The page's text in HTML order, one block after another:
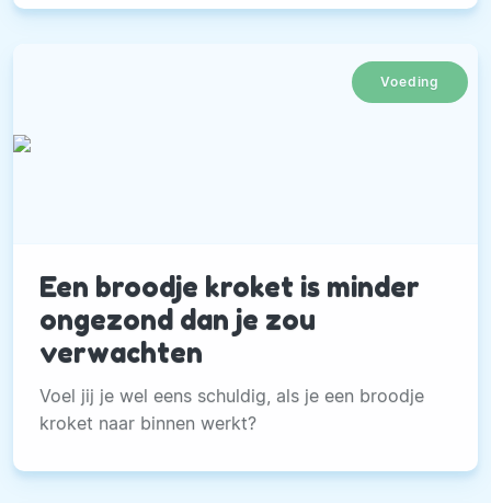
gezond zijn.
Voeding
Een broodje kroket is minder
ongezond dan je zou
verwachten
Voel jij je wel eens schuldig, als je een broodje
kroket naar binnen werkt?